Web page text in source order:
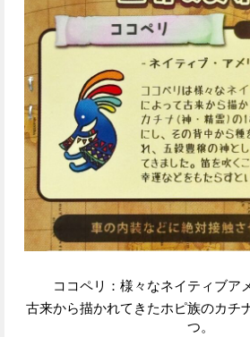
ココペリ
：様々なネイティブア
古来から描かれてきたホピ族のカチ
つ。